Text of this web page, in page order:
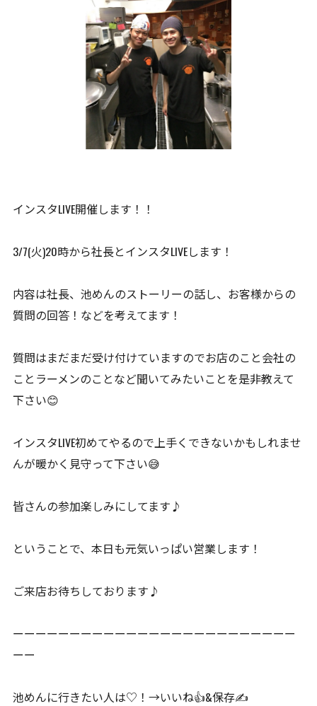
インスタLIVE開催します！！
3/7(火)20時から社長とインスタLIVEします！
内容は社長、池めんのストーリーの話し、お客様からの
質問の回答！などを考えてます！
質問はまだまだ受け付けていますのでお店のこと会社の
ことラーメンのことなど聞いてみたいことを是非教えて
下さい😊
インスタLIVE初めてやるので上手くできないかもしれませ
んが暖かく見守って下さい😅
皆さんの参加楽しみにしてます♪
ということで、本日も元気いっぱい営業します！
ご来店お待ちしております♪
ーーーーーーーーーーーーーーーーーーーーーーーーー
ーー
池めんに行きたい人は♡！→いいね👍&保存✍️